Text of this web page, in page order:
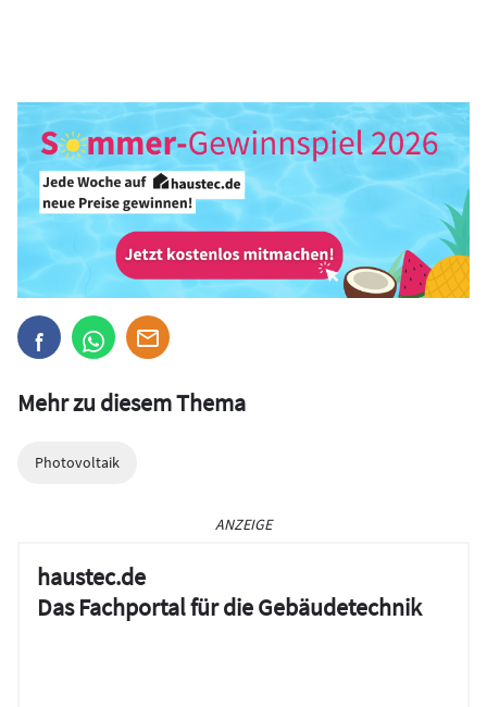
Mehr zu diesem Thema
Photovoltaik
ANZEIGE
haustec.de
Das Fachportal für die Gebäudetechnik